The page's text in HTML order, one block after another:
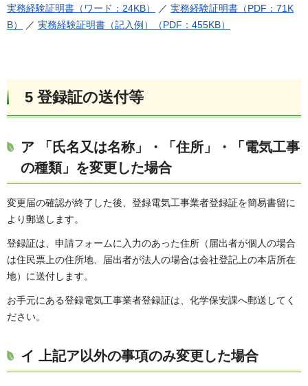
実務経験証明書（ワード：24KB） ／ 実務経験証明書（PDF：71K
B）
／ 実務経験証明書（記入例）（PDF：455KB）
5 登録証の送付等
ア 「氏名又は名称」・「住所」・「電気工事
の種類」を変更した場合
変更届の確認が終了した後、登録電気工事業者登録証を簡易書留に
より郵送します。
登録証は、申請フォームに入力のあった住所（届出者が個人の場合
は住民票上の住所地、届出者が法人の場合は会社登記上の本店所在
地）に送付します。
お手元にある登録電気工事業者登録証は、化学保安課へ郵送してく
ださい。
イ 上記ア以外の事項のみ変更した場合